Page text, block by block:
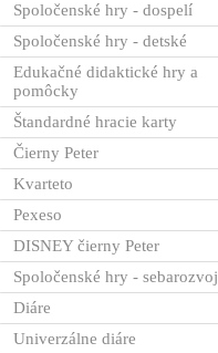
Spoločenské hry - dospelí
Spoločenské hry - detské
Edukačné didaktické hry a
pomôcky
Štandardné hracie karty
Čierny Peter
Kvarteto
Pexeso
DISNEY čierny Peter
Spoločenské hry - sebarozvoj
Diáre
Univerzálne diáre